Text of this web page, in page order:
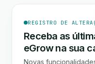
REGISTRO DE
Receba as
eGrow na sua
Novas